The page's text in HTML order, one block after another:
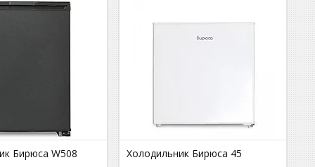
Бирюса W508 Холодильник Бирюса 45